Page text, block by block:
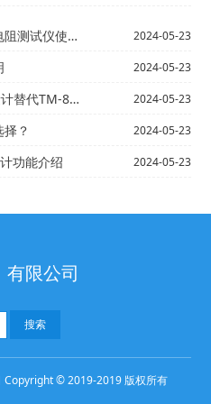
仪使用方法 2024-05-23
2024-05-23
801高斯计使用 2024-05-23
？ 2024-05-23
功能介绍 2024-05-23
限公司
Copyright © 2019-2019 版权所有